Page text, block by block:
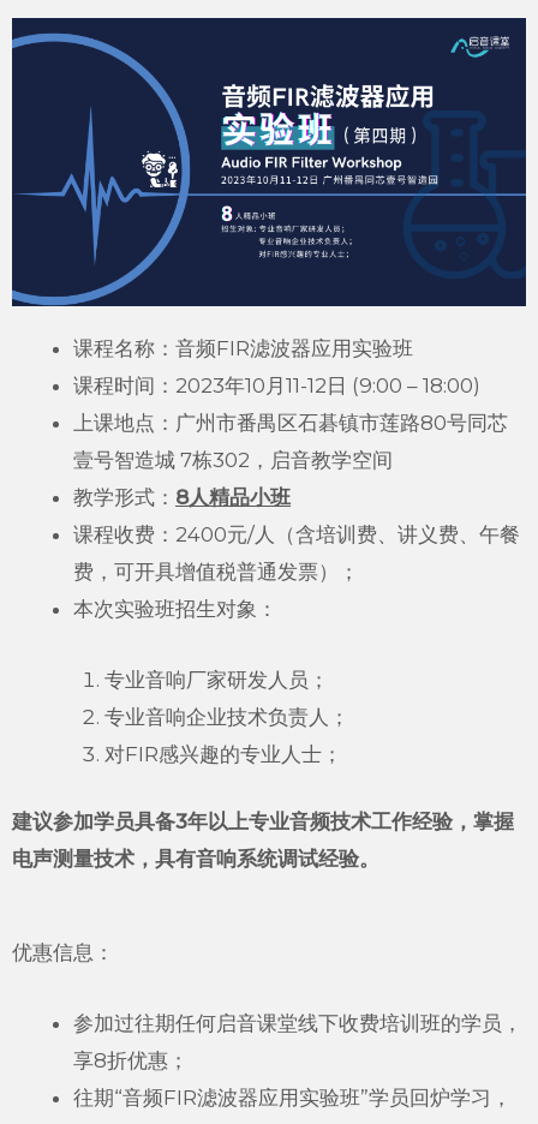
课程名称：音频FIR滤波器应用实验班
课程时间：2023年10月11-12日 (9:00 – 18:00)
上课地点：广州市番禺区石碁镇市莲路80号同芯
壹号智造城 7栋302，启音教学空间
教学形式： 8人精品小班
课程收费：2400元/人（含培训费、讲义费、午餐
费，可开具增值税普通发票）；
本次实验班招生对象：
专业音响厂家研发人员；
专业音响企业技术负责人；
对FIR感兴趣的专业人士；
建议参加学员具备3年以上专业音频技术工作经验，掌握
电声测量技术，具有音响系统调试经验。
优惠信息：
参加过往期任何启音课堂线下收费培训班的学员，
享8折优惠；
往期“音频FIR滤波器应用实验班”学员回炉学习，